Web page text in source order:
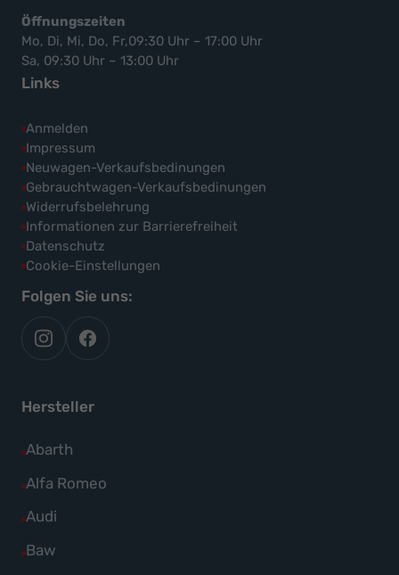
Öffnungszeiten
Mo, Di, Mi, Do, Fr,09:30 Uhr – 17:00 Uhr
Sa, 09:30 Uhr – 13:00 Uhr
Links
Anmelden
Impressum
Neuwagen-Verkaufsbedinungen
Gebrauchtwagen-Verkaufsbedinungen
Widerrufsbelehrung
Informationen zur Barrierefreiheit
Datenschutz
Cookie-Einstellungen
Folgen Sie uns:
autoflex
auf
autoflex24
auf
Hersteller
Abarth
Alle
Fahrzeuge
Abarth
anzeigen
Alfa Romeo
Alle
Fahrzeuge
Alfa
Audi
Alle
Fahrzeuge
Baw
Alle